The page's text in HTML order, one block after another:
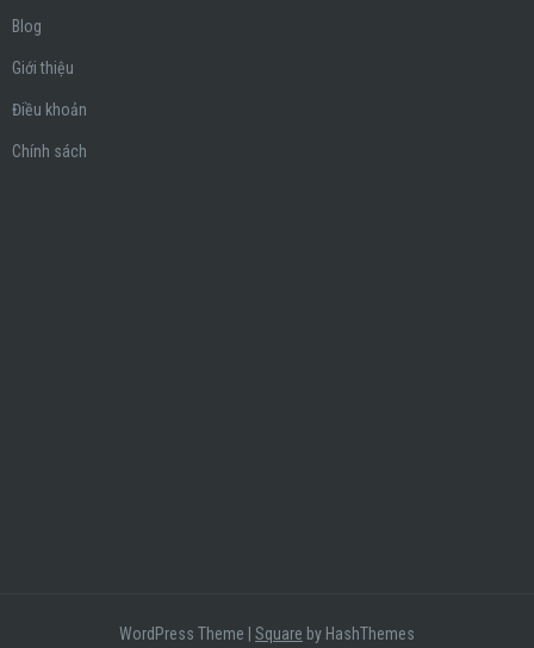
Blog
Giới thiệu
Điều khoản
Chính sách
WordPress Theme Square by HashThemes